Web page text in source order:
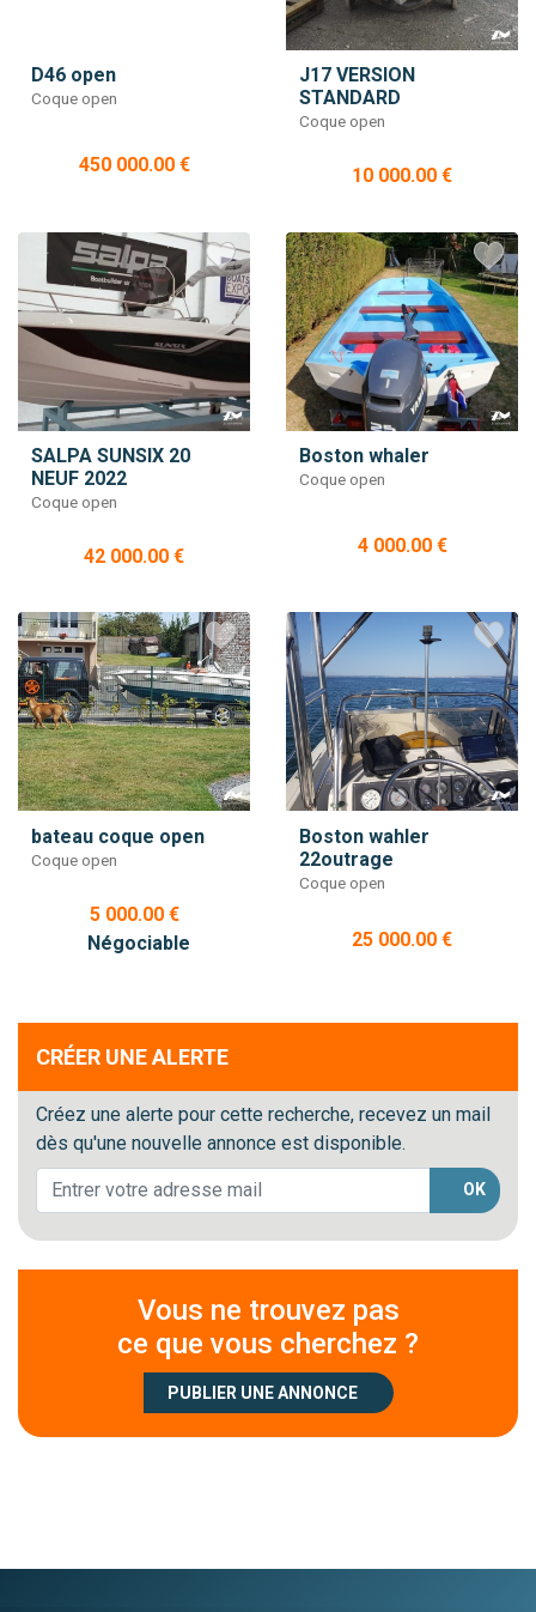
D46 open
Coque open
450 000.00 €
J17 VERSION
STANDARD
Coque open
10 000.00 €
SALPA SUNSIX 20
NEUF 2022
Coque open
42 000.00 €
Boston whaler
Coque open
4 000.00 €
bateau coque open
Coque open
5 000.00 €
Négociable
Boston wahler
22outrage
Coque open
25 000.00 €
Vous ne trouvez pas
ce que vous cherchez ?
PUBLIER UNE ANNONCE
CRÉER UNE ALERTE
Créez une alerte pour cette recherche, recevez un mail
dès qu'une nouvelle annonce est disponible.
OK